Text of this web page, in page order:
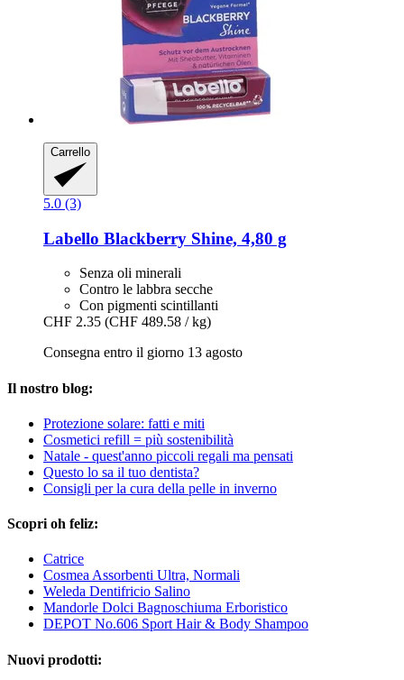
Carrello
5.0 (3)
Labello Blackberry Shine, 4,80 g
Senza oli minerali
Contro le labbra secche
Con pigmenti scintillanti
CHF 2.35 (CHF 489.58 / kg)
Consegna entro il giorno 13 agosto
Il nostro blog:
Protezione solare: fatti e miti
Cosmetici refill = più sostenibilità
Natale - quest'anno piccoli regali ma pensati
Questo lo sa il tuo dentista?
Consigli per la cura della pelle in inverno
Scopri oh feliz:
Catrice
Cosmea Assorbenti Ultra, Normali
Weleda Dentifricio Salino
Mandorle Dolci Bagnoschiuma Erboristico
DEPOT No.606 Sport Hair & Body Shampoo
Nuovi prodotti: